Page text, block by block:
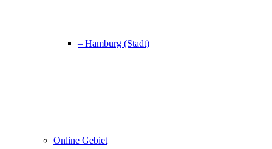
– Hamburg (Stadt)
Online Gebiet